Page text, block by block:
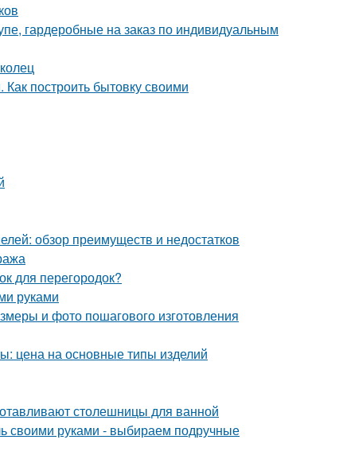
гардеробные на заказ по индивидуальным
построить бытовку своими
обзор преимуществ и недостатков
для перегородок?
руками
и фото пошагового изготовления
цена на основные типы изделий
столешницы для ванной
своими руками - выбираем подручные